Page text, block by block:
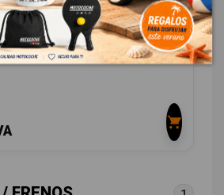
DELANTERA DERECHA REF
1.4 D-4D TERRA BERLINA